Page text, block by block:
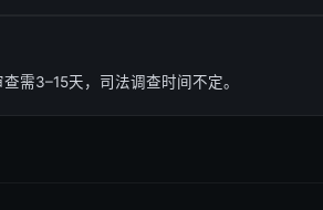
需3–15天，司法调查时间不定。